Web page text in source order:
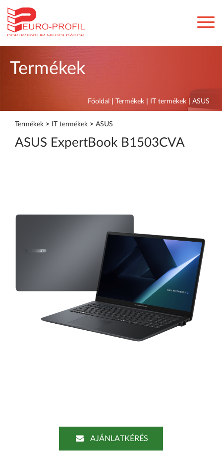
Termékek
Főoldal Termékek IT termékek ASUS
Termékek > IT termékek > ASUS
ASUS ExpertBook B1503CVA
AJÁNLATKÉRÉS